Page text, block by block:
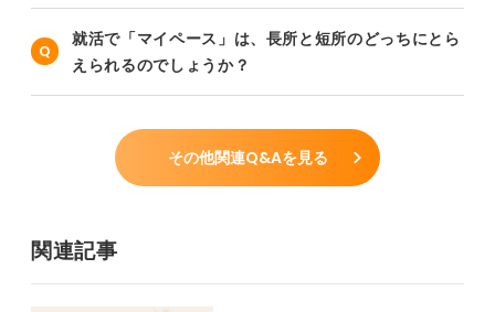
就活で「マイペース」は、長所と短所のどっちにとら
えられるのでしょうか？
その他関連Q&Aを見る
関連記事